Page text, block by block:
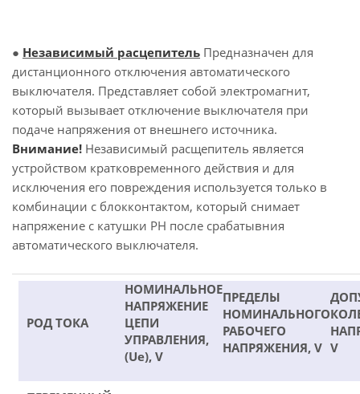
● Независимый расцепитель Предназначен для
дистанционного отключения автоматического
выключателя. Представляет собой электромагнит,
который вызывает отключение выключателя при
подаче напряжения от внешнего источника.
Внимание! Независимый расщепитель является
устройством кратковременного действия и для
исключения его повреждения используется только в
комбинации с блокконтактом, который снимает
напряжение с катушки РН после срабатывния
автоматического выключателя.
РОД ТОКА
НОМИНАЛЬНОЕ
НАПРЯЖЕНИЕ
ЦЕПИ
УПРАВЛЕНИЯ,
(Ue), V
ПРЕДЕЛЫ
НОМИНАЛЬНОГО
РАБОЧЕГО
НАПРЯЖЕНИЯ, V V